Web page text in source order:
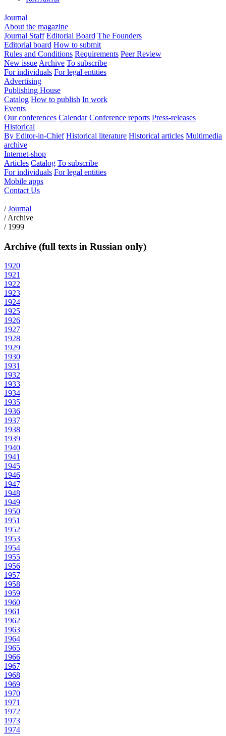
Journal
About the magazine
Journal Staff Editorial Board The Founders
Editorial board How to submit
Rules and Conditions Requirements Peer Review
New issue Archive To subscribe
For individuals For legal entities
Advertising
Publishing House
Catalog How to publish In work
Events
Our conferences Calendar Conference reports Press-releases
Historical
By Editor-in-Chief Historical literature Historical articles Multimedia
archive
Internet-shop
Articles Catalog To subscribe
For individuals For legal entities
Mobile apps
Contact Us
/Journal
/Archive
/ 1999
Archive (full texts in Russian only)
1920
1921
1922
1923
1924
1925
1926
1927
1928
1929
1930
1931
1932
1933
1934
1935
1936
1937
1938
1939
1940
1941
1945
1946
1947
1948
1949
1950
1951
1952
1953
1954
1955
1956
1957
1958
1959
1960
1961
1962
1963
1964
1965
1966
1967
1968
1969
1970
1971
1972
1973
1974